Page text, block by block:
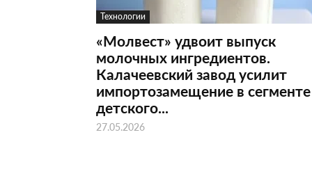
Технологии
«Молвест» удвоит выпуск
молочных ингредиентов.
Калачеевский завод усилит
импортозамещение в сегменте
детского...
27.05.2026